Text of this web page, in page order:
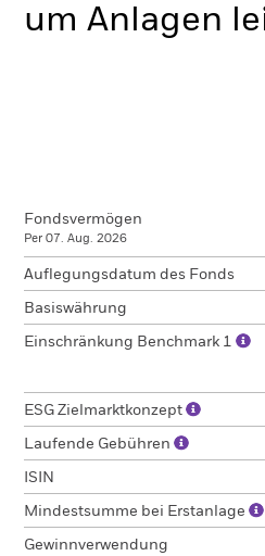
um Anlagen
Fondsvermögen
Per 07. Aug. 2026
Auflegungsdatum des Fonds
Basiswährung
Einschränkung Benchmark 1
ESG Zielmarktkonzept
Laufende Gebühren
ISIN
Mindestsumme bei Erstanlage
Gewinnverwendung